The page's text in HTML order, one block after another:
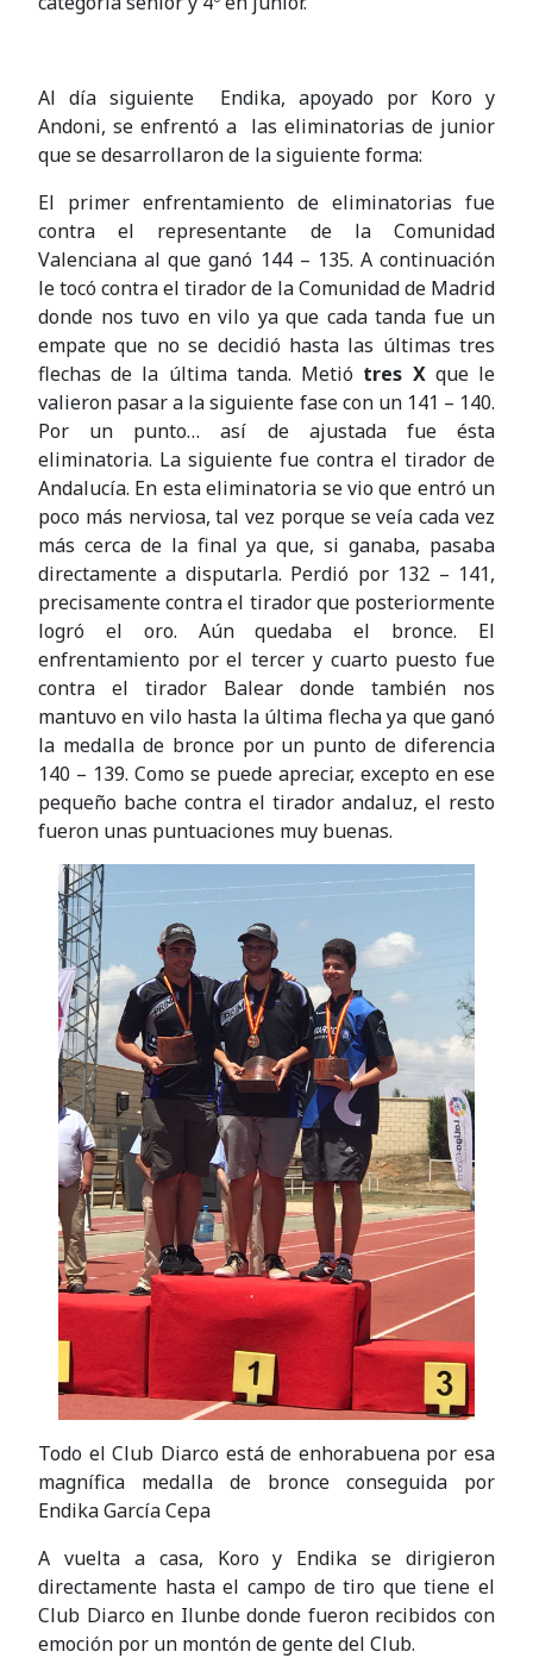
Al día siguiente Endika, apoyado por Koro y
Andoni, se enfrentó a las eliminatorias de junior
que se desarrollaron de la siguiente forma:
El primer enfrentamiento de eliminatorias fue
contra el representante de la Comunidad
Valenciana al que ganó 144 – 135. A continuación
le tocó contra el tirador de la Comunidad de Madrid
donde nos tuvo en vilo ya que cada tanda fue un
empate que no se decidió hasta las últimas tres
flechas de la última tanda. Metió tres Xque le
valieron pasar a la siguiente fase con un 141 – 140.
Por un punto… así de ajustada fue ésta
eliminatoria. La siguiente fue contra el tirador de
Andalucía. En esta eliminatoria se vio que entró un
poco más nerviosa, tal vez porque se veía cada vez
más cerca de la final ya que, si ganaba, pasaba
directamente a disputarla. Perdió por 132 – 141,
precisamente contra el tirador que posteriormente
logró el oro. Aún quedaba el bronce. El
enfrentamiento por el tercer y cuarto puesto fue
contra el tirador Balear donde también nos
mantuvo en vilo hasta la última flecha ya que ganó
la medalla de bronce por un punto de diferencia
140 – 139. Como se puede apreciar, excepto en ese
pequeño bache contra el tirador andaluz, el resto
fueron unas puntuaciones muy buenas.
Todo el Club Diarco está de enhorabuena por esa
magnífica medalla de bronce conseguida por
Endika García Cepa
A vuelta a casa, Koro y Endika se dirigieron
directamente hasta el campo de tiro que tiene el
Club Diarco en Ilunbe donde fueron recibidos con
emoción por un montón de gente del Club.